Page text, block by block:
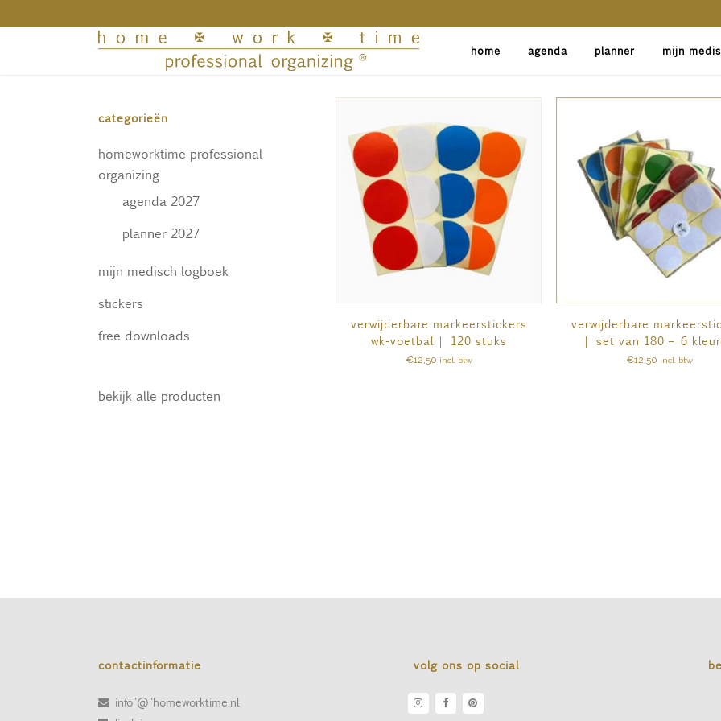
home agenda planner mijn
categorieën
homeworktime professional
organizing
agenda 2027
planner 2027
mijn medisch logboek
stickers
free downloads
bekijk alle producten
verwijderbare markeerstickers
wk-voetbal | 120 stuks
€12,50 incl. btw
verwijderbare
| set van 180 – 6
€12,50 incl. btw
contactinformatie
info"@"homeworktime.nl
volg ons op social